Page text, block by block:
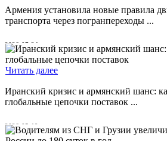
Армения установила новые правила
транспорта через погранпереходы ...
2026-07-24
Читать далее
Иранский кризис и армянский шанс:
глобальные цепочки поставок ...
2026-05-19